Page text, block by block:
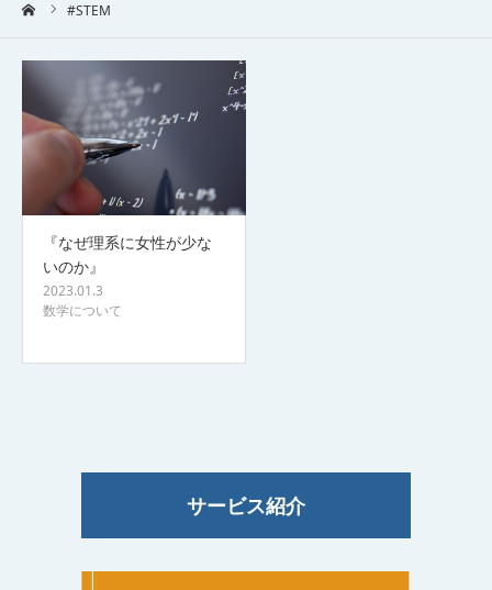
#STEM
『なぜ理系に女性が少な
いのか』
2023.01.3
数学について
サービス紹介
ブログ
実績
コラム一覧
お問合せ